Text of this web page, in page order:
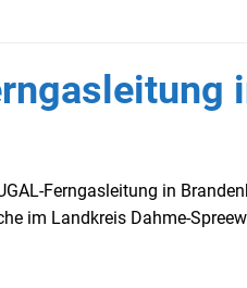
Ferngasleitung in
im Landkreis Dahme-